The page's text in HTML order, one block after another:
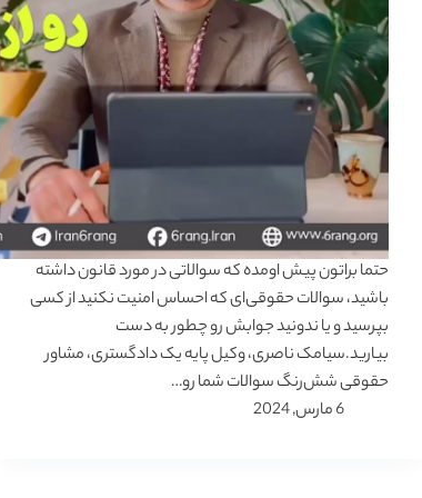
حتما براتون پیش اومده که سوالاتی در مورد قانون داشته
باشید، سوالات حقوقی‌ای که احساس امنیت نکنید از کسی
بپرسید و یا ندونید جوابش رو چطور به دست
بیارید.سیامک ناصری، وکیل پایه یک دادگستری، مشاور
حقوقی شش‌رنگ سوالات شما رو…
6 مارس, 2024